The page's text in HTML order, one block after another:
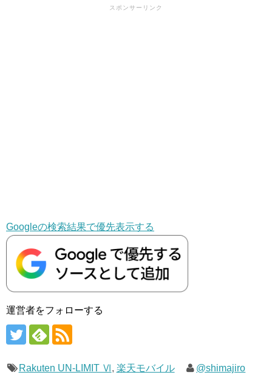
スポンサーリンク
Googleの検索結果で優先表示する
運営者をフォローする
Rakuten UN-LIMIT Ⅵ, 楽天モバイル @shimajiro